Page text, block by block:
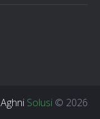
Aghni Solusi © 2026